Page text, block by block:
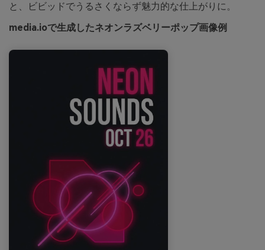
と、ビビッドでうるさくならず魅力的な仕上がりに。
media.ioで生成したネオンラズベリーポップ画像例